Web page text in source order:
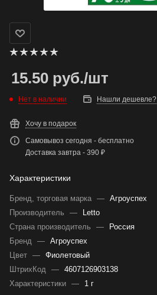
15.50 руб./шт
Нет в наличии Нашли дешевле?
Хочу в подарок
Самовывоз сегодня - бесплатно
Доставка завтра - 390 ₽
Характеристики
Бренд, торговая марка — Агроуспех
Производитель
—
Letto
Страна производитель
—
Россия
Бренд — Агроуспех
Цвет — Фиолетовый
ШтрихКод — 4607126903138
Характеристики — 1 г